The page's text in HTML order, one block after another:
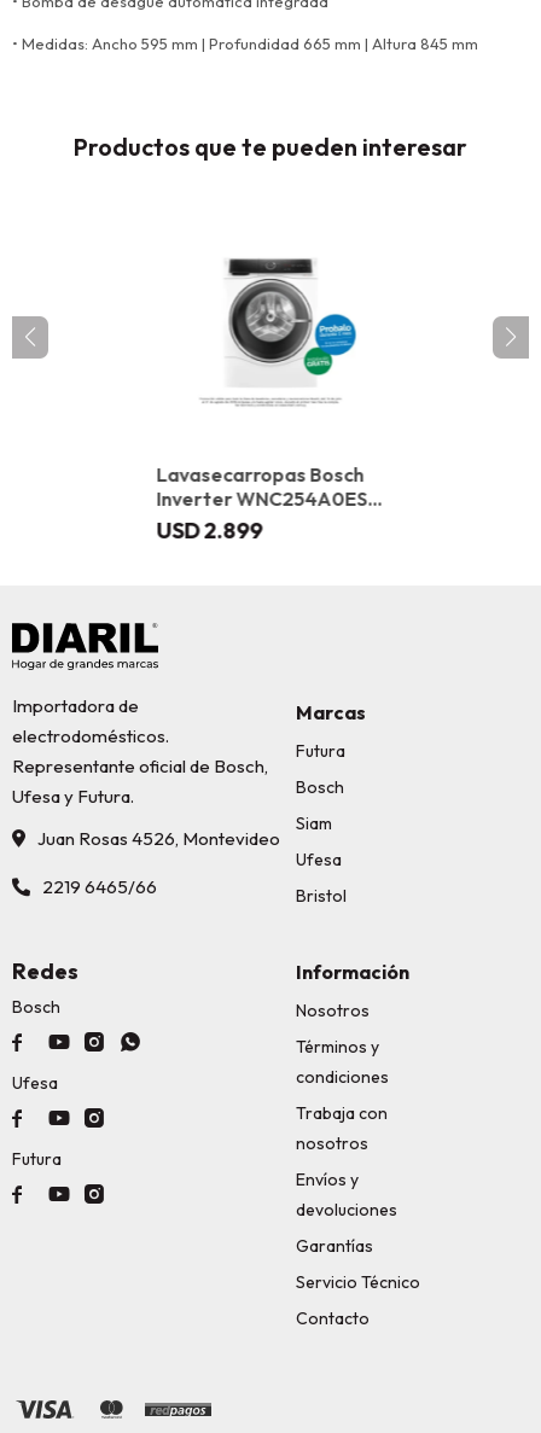
• Medidas: Ancho 595 mm | Profundidad 665 mm | Altura 845 mm
Productos que te pueden interesar
Lavasecarropas Bosch
Inverter WNC254A0ES
10,5/6kg
USD2.899
Importadora de
electrodomésticos.
Representante oficial de Bosch,
Ufesa y Futura.
Juan Rosas 4526, Montevideo
2219 6465/66
Marcas
Futura
Bosch
Siam
Ufesa
Bristol
Información
Nosotros
Términos y
condiciones
Trabaja con
nosotros
Envíos y
devoluciones
Garantías
Servicio Técnico
Contacto
Redes
Bosch
   
Ufesa
  
Futura
  